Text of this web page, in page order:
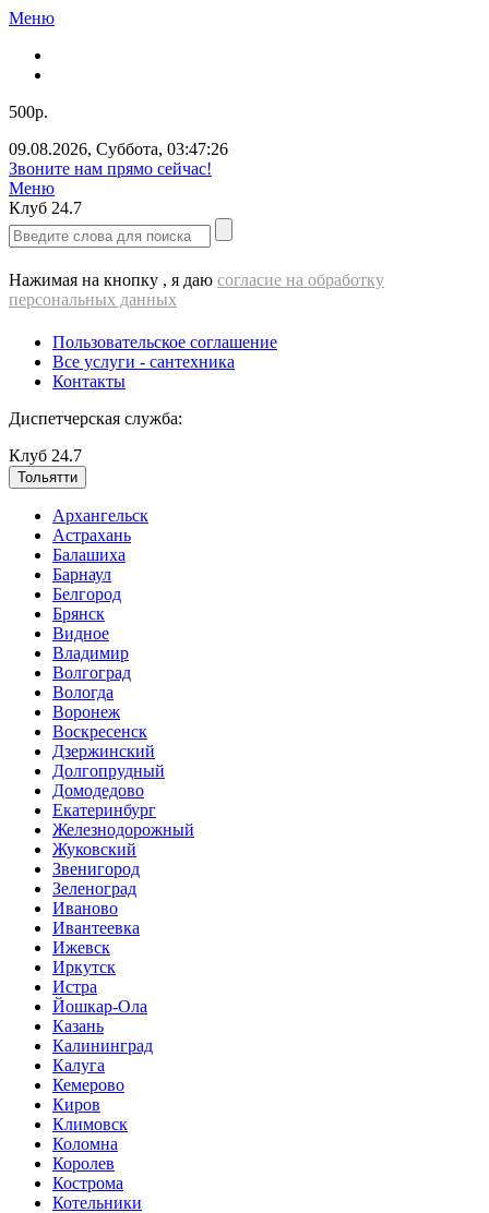
Меню
500р.
09.08.2026, Суббота, 03:47:26
Звоните нам прямо сейчас!
Меню
Клуб 24.7
Нажимая на кнопку , я даю согласие на обработку
персональных данных
Пользовательское соглашение
Все услуги - cантехника
Контакты
Диспетчерская служба:
Клуб 24.7
Тольятти
Архангельск
Астрахань
Балашиха
Барнаул
Белгород
Брянск
Видное
Владимир
Волгоград
Вологда
Воронеж
Воскресенск
Дзержинский
Долгопрудный
Домодедово
Екатеринбург
Железнодорожный
Жуковский
Звенигород
Зеленоград
Иваново
Ивантеевка
Ижевск
Иркутск
Истра
Йошкар-Ола
Казань
Калининград
Калуга
Кемерово
Киров
Климовск
Коломна
Королев
Кострома
Котельники